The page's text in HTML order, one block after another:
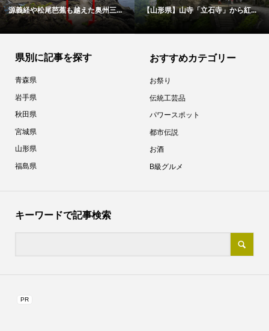
源義経や松尾芭蕉も越えた奥州三... 【山形県】山寺「立石寺」から紅...
県別に記事を探す
青森県
岩手県
秋田県
宮城県
山形県
福島県
おすすめカテゴリー
お祭り
伝統工芸品
パワースポット
都市伝説
お酒
B級グルメ
キーワードで記事検索